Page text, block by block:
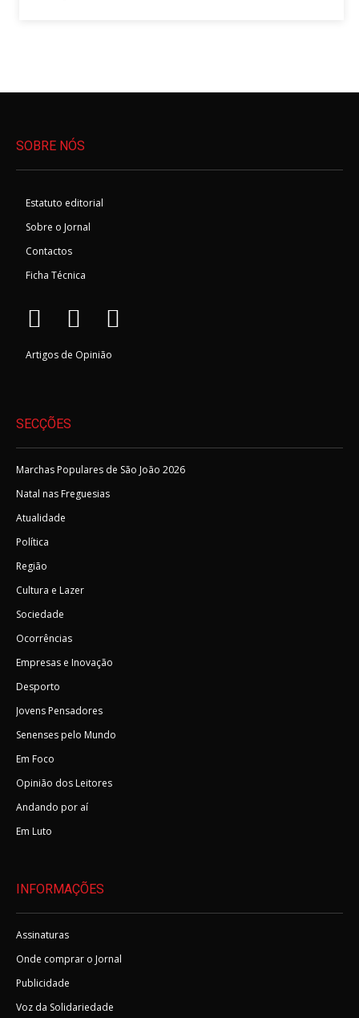
SOBRE NÓS
Estatuto editorial
Sobre o Jornal
Contactos
Ficha Técnica
Artigos de Opinião
SECÇÕES
Marchas Populares de São João 2026
Natal nas Freguesias
Atualidade
Política
Região
Cultura e Lazer
Sociedade
Ocorrências
Empresas e Inovação
Desporto
Jovens Pensadores
Senenses pelo Mundo
Em Foco
Opinião dos Leitores
Andando por aí
Em Luto
INFORMAÇÕES
Assinaturas
Onde comprar o Jornal
Publicidade
Voz da Solidariedade